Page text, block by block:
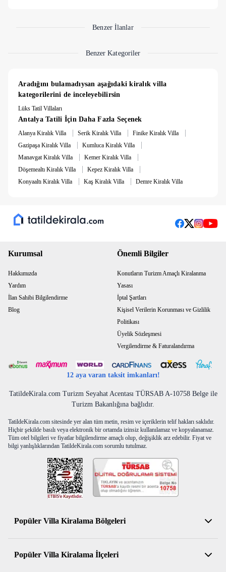
Modern ve şık bir tasarıma sahip olan villa,
gibi ekstra olanaklarla tatilinizi daha da keyifli hale
getirebilirsiniz.
NOT: 5 Gece altı konaklamalarda girişte nakit olarak
₺3.000 temizlik ücreti ve depozito olarak 5.000 Türk Lirası
alınmaktadır.
Isıtmalı havuz 1 Kasım - 1 Mayıs tarihleri arasında
aktiftir. Günlük ısıtma ücreti ₺1.750 TL'dir.
Benzer İlanlar
Benzer Kategoriler
Aradığını bulamadıysan aşağıdaki kiralık villa
kategorilerini de inceleyebilirsin
Lüks Tatil Villaları
Antalya Tatili İçin Daha Fazla Seçenek
Alanya Kiralık Villa | Serik Kiralık Villa | Finike Kiralık Villa |
Gazipaşa Kiralık Villa | Kumluca Kiralık Villa |
Manavgat Kiralık Villa | Kemer Kiralık Villa |
Döşemealtı Kiralık Villa | Kepez Kiralık Villa |
Konyaaltı Kiralık Villa | Kaş Kiralık Villa | Demre Kiralık Villa
Kurumsal
Hakkımızda
Yardım
İlan Sahibi Bilgilendirme
Blog
Önemli Bilgiler
Konutların Turizm Amaçlı Kiralanma
Yasası
İptal Şartları
Kişisel Verilerin Korunması ve Gizlilik
Politikası
Üyelik Sözleşmesi
Vergilendirme & Faturalandırma
12 aya varan taksit imkanları!
TatildeKirala.com Turizm Seyahat Acentası TÜRSAB A-10758 Belge ile
Turizm Bakanlığına bağlıdır.
TatildeKirala.com sitesinde yer alan tüm metin, resim ve içeriklerin telif hakları saklıdır.
Hiçbir şekilde basılı veya elektronik bir ortamda izinsiz kullanılamaz ve kopyalanamaz.
Tüm otel bilgileri ve fiyatlar bilgilendirme amaçlı olup, değişiklik arz edebilir. Fiyat ve
bilgi yanlışlıklarından TatildeKirala.com sorumlu tutulmaz.
Popüler Villa Kiralama Bölgeleri
Antalya Kiralık Villa
Muğla Kiralık Villa
Popüler Villa Kiralama İlçeleri